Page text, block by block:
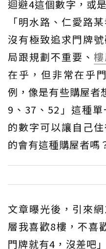
迴避4這個數字，或
「明水路、仁愛路
沒有極致追求門牌
局跟規劃不重要、
在乎，但非常在乎
例，像是有些購屋者
9、37、52」這種
的數字可以讓自己
的會有這種購屋者嗎
文章曝光後，引來
層我喜歡8樓，不喜
門牌就有4，沒差吧